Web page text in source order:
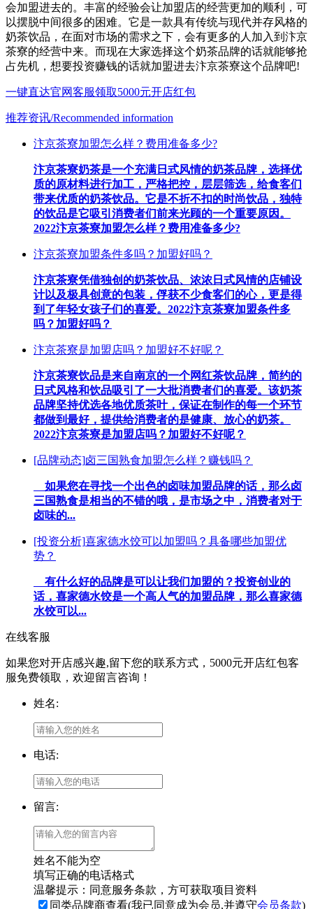
会加盟进去的。丰富的经验会让加盟店的经营更加的顺利，可
以摆脱中间很多的困难。它是一款具有传统与现代并存风格的
奶茶饮品，在面对市场的需求之下，会有更多的人加入到汴京
茶寮的经营中来。而现在大家选择这个奶茶品牌的话就能够抢
占先机，想要投资赚钱的话就加盟进去汴京茶寮这个品牌吧!
一键直达官网客服领取5000元开店红包
推荐资讯/Recommended information
汴京茶寮加盟怎么样？费用准备多少?
汴京茶寮奶茶是一个充满日式风情的奶茶品牌，选择优
质的原材料进行加工，严格把控，层层筛选，给食客们
带来优质的奶茶饮品。它是不折不扣的时尚饮品，独特
的饮品是它吸引消费者们前来光顾的一个重要原因。
2022汴京茶寮加盟怎么样？费用准备多少?
汴京茶寮加盟条件多吗？加盟好吗？
汴京茶寮凭借独创的奶茶饮品、浓浓日式风情的店铺设
计以及极具创意的包装，俘获不少食客们的心，更是得
到了年轻女孩子们的喜爱。2022汴京茶寮加盟条件多
吗？加盟好吗？
汴京茶寮是加盟店吗？加盟好不好呢？
汴京茶寮饮品是来自南京的一个网红茶饮品牌，简约的
日式风格和饮品吸引了一大批消费者们的喜爱。该奶茶
品牌坚持优选各地优质茶叶，保证在制作的每一个环节
都做到最好，提供给消费者的是健康、放心的奶茶。
2022汴京茶寮是加盟店吗？加盟好不好呢？
[品牌动态]卤三国熟食加盟怎么样？赚钱吗？
如果您在寻找一个出色的卤味加盟品牌的话，那么卤
三国熟食是相当的不错的哦，是市场之中，消费者对于
卤味的...
[投资分析]喜家德水饺可以加盟吗？具备哪些加盟优
势？
有什么好的品牌是可以让我们加盟的？投资创业的
话，喜家德水饺是一个高人气的加盟品牌，那么喜家德
水饺可以...
在线客服
如果您对开店感兴趣,留下您的联系方式，5000元开店红包客
服免费领取，欢迎留言咨询！
姓名:
电话:
留言:
姓名不能为空
填写正确的电话格式
温馨提示：同意服务条款，方可获取项目资料
同类品牌商查看(我已同意成为会员,并遵守会员条款)